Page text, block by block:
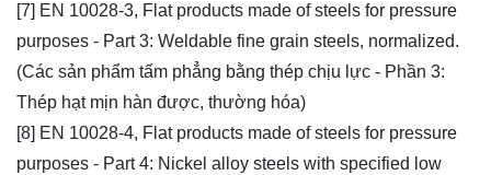
[7] EN 10028-3, Flat products made of steels for pressure
purposes - Part 3: Weldable fine grain steels, normalized.
(Các sản phẩm tấm phẳng bằng thép chịu lực - Phần 3:
Thép hạt mịn hàn được, thường hóa)
[8] EN 10028-4, Flat products made of steels for pressure
purposes - Part 4: Nickel alloy steels with specified low